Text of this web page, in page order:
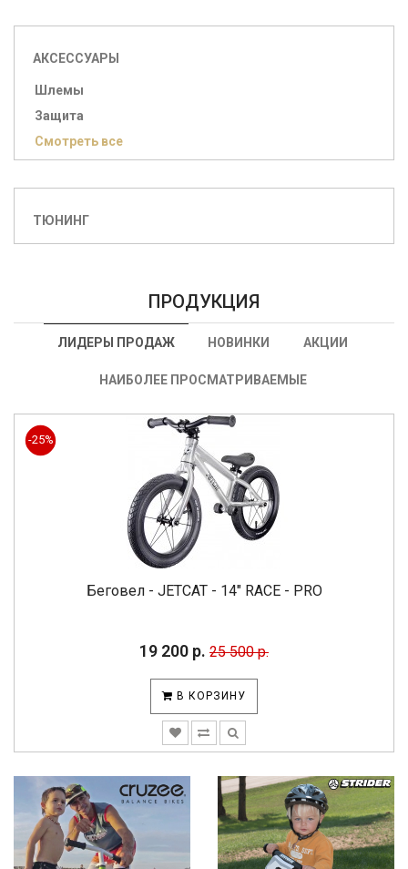
АКСЕССУАРЫ
Шлемы
Защита
Смотреть все
ТЮНИНГ
ПРОДУКЦИЯ
ЛИДЕРЫ ПРОДАЖ НОВИНКИ АКЦИИ
НАИБОЛЕЕ ПРОСМАТРИВАЕМЫЕ
-25%
Беговел - JETCAT - 14" RACE - PRO
19 200 р. 25 500 р.
В КОРЗИНУ